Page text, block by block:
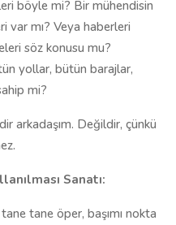
böyle mi? Bir mühendisin
var mı? Veya haberleri
söz konusu mu?
yollar, bütün barajlar,
mi?
arkadaşım. Değildir, çünkü
Sanatı:
tane öper, başımı nokta